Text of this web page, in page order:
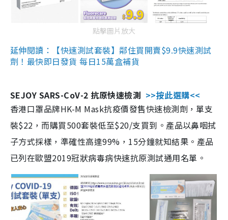
點擊圖片放大
延伸閱讀：【快速測試套裝】鄰住買開賣$9.9快速測試
劑！最快即日發貨 每日15萬盒補貨
SEJOY SARS-CoV-2 抗原快速檢測 >>按此選購<<
香港口罩品牌HK-M Mask抗疫價發售快速檢測劑，單支
裝$22，而購買500套裝低至$20/支買到。產品以鼻咽拭
子方式採樣，準確性高達99%，15分鐘就知結果。產品
已列在歐盟2019冠狀病毒病快速抗原測試通用名單。